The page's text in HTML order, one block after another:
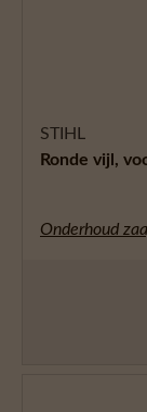
STIHL
Ronde vijl,
Onderhoud